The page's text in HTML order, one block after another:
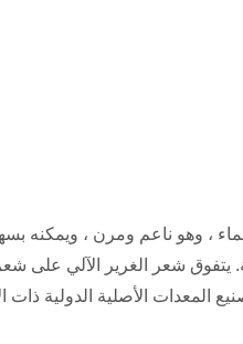
، وهو ناعم ومرن ، ويمكنه
يتفوق شعر الغرير الآلي